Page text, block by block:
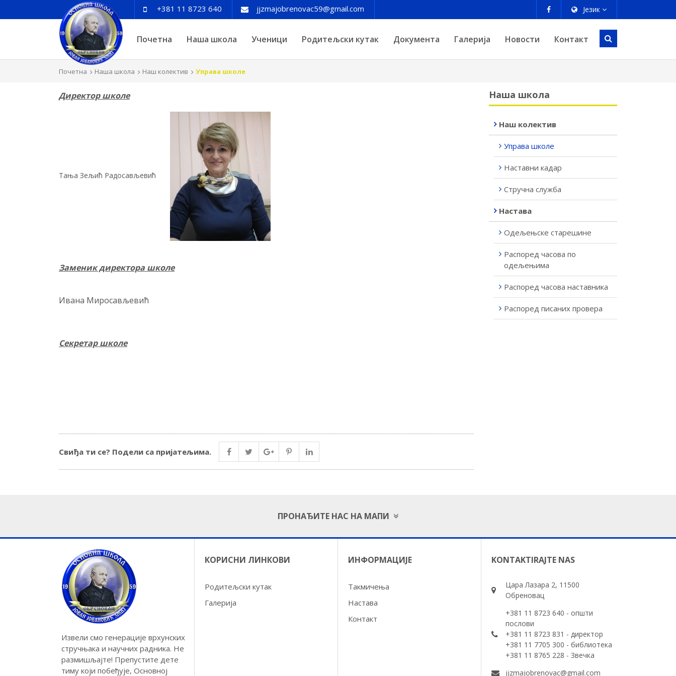
+381 11 8723 640 jjzmajobrenovac59@gmail.com Језик
Почетна Наша школа Ученици Родитељски кутак Документа Галерија Новости Контакт
Почетна Наша школа Наш колектив Управа школе
Директор школе
Тања Зељић Радосављевић
Заменик директора школе
Ивана Миросављевић
Секретар школе
Свиђа ти се? Подели са пријатељима.
Наша школа
Наш колектив
Управа школе
Наставни кадар
Стручна служба
Настава
Одељењске старешине
Распоред часова по
одељењима
Распоред часова наставника
Распоред писаних провера
ПРОНАЂИТЕ НАС НА МАПИ
Извели смо генерације врхунских
стручњака и научних радника. Не
размишљајте! Препустите дете
тиму који побеђује, Основној
КОРИСНИ ЛИНКОВИ
Родитељски кутак
Галерија
ИНФОРМАЦИЈЕ
Такмичења
Настава
Контакт
KONTAKTIRAJTE NAS
Цара Лазара 2, 11500
Обреновац
+381 11 8723 640 - општи
послови
+381 11 8723 831 - директор
+381 11 7705 300 - библиотека
+381 11 8765 228 - Звечка
jjzmajobrenovac@gmail.com